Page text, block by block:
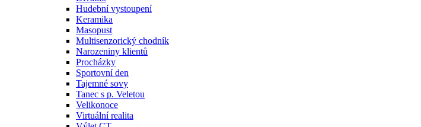
Hudební vystoupení
Keramika
Masopust
Multisenzorický chodník
Narozeniny klientů
Procházky
Sportovní den
Tajemné sovy
Tanec s p. Veletou
Velikonoce
Virtuální realita